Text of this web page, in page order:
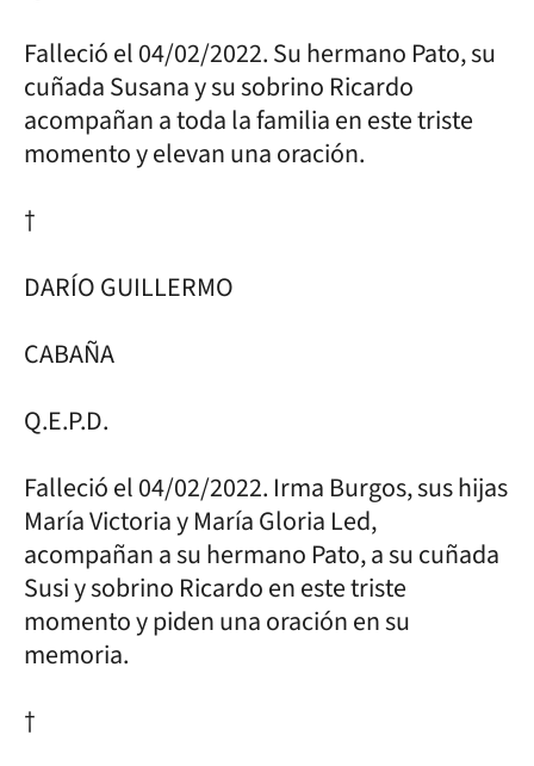
Falleció el 04/02/2022. Su hermano Pato, su
cuñada Susana y su sobrino Ricardo
acompañan a toda la familia en este triste
momento y elevan una oración.
†
DARÍO GUILLERMO
CABAÑA
Q.E.P.D.
Falleció el 04/02/2022. Irma Burgos, sus hijas
María Victoria y María Gloria Led,
acompañan a su hermano Pato, a su cuñada
Susi y sobrino Ricardo en este triste
momento y piden una oración en su
memoria.
†